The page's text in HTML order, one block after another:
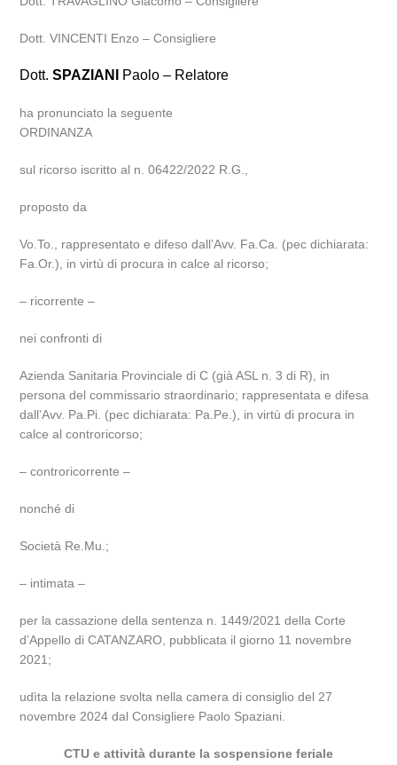
Dott. VINCENTI Enzo – Consigliere
Dott.SPAZIANI Paolo – Relatore
ha pronunciato la seguente
ORDINANZA
sul ricorso iscritto al n. 06422/2022 R.G.,
proposto da
Vo.To., rappresentato e difeso dall’Avv. Fa.Ca. (pec dichiarata:
Fa.Or.), in virtù di procura in calce al ricorso;
– ricorrente –
nei confronti di
Azienda Sanitaria Provinciale di C (già ASL n. 3 di R), in
persona del commissario straordinario; rappresentata e difesa
dall’Avv. Pa.Pi. (pec dichiarata: Pa.Pe.), in virtù di procura in
calce al controricorso;
– controricorrente –
nonché di
Società Re.Mu.;
– intimata –
per la cassazione della sentenza n. 1449/2021 della Corte
d’Appello di CATANZARO, pubblicata il giorno 11 novembre
2021;
udìta la relazione svolta nella camera di consiglio del 27
novembre 2024 dal Consigliere Paolo Spaziani.
CTU e attività durante la sospensione feriale